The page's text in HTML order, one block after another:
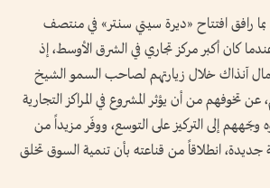
رافق افتتاح «ديرة سيتي سنتر» في منتصف
كان أكبر مركز تجاري في الشرق الأوسط، إذ
آنذاك خلال زيارتهم لصاحب السمو الشيخ
تخوفهم من أن يؤثر المشروع في المراكز التجارية
وجّههم إلى التركيز على التوسع، ووفّر مزيداً من
جديدة، انطلاقاً من قناعته بأن تنمية السوق تخلق